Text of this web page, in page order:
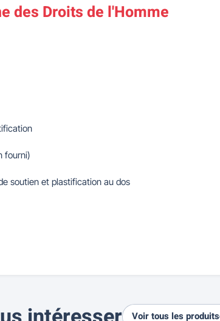
des Droits de l'Homme
fourni)
soutien et plastification au dos
Voir tous les produits